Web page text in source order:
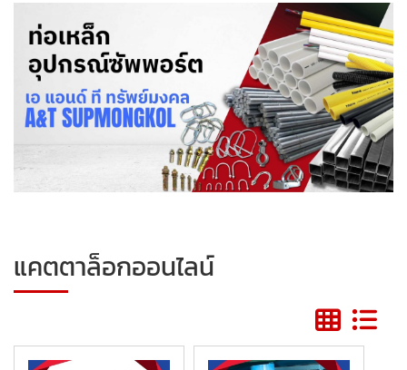
แคตตาล็อกออนไลน์